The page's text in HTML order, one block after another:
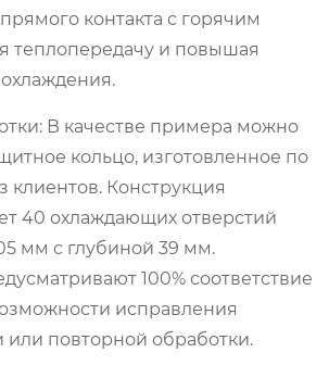
контакта с горячим
теплопередачу и повышая
В качестве примера можно
кольцо, изготовленное по
клиентов. Конструкция
40 охлаждающих отверстий
мм с глубиной 39 мм.
100% соответствие
исправления
или повторной обработки.